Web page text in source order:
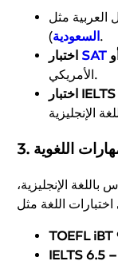
مثل
السعودية ).
SAT
الأمريكي.
اللغوية
باللغة الإنجليزية،
TOEFL iBT
IELTS